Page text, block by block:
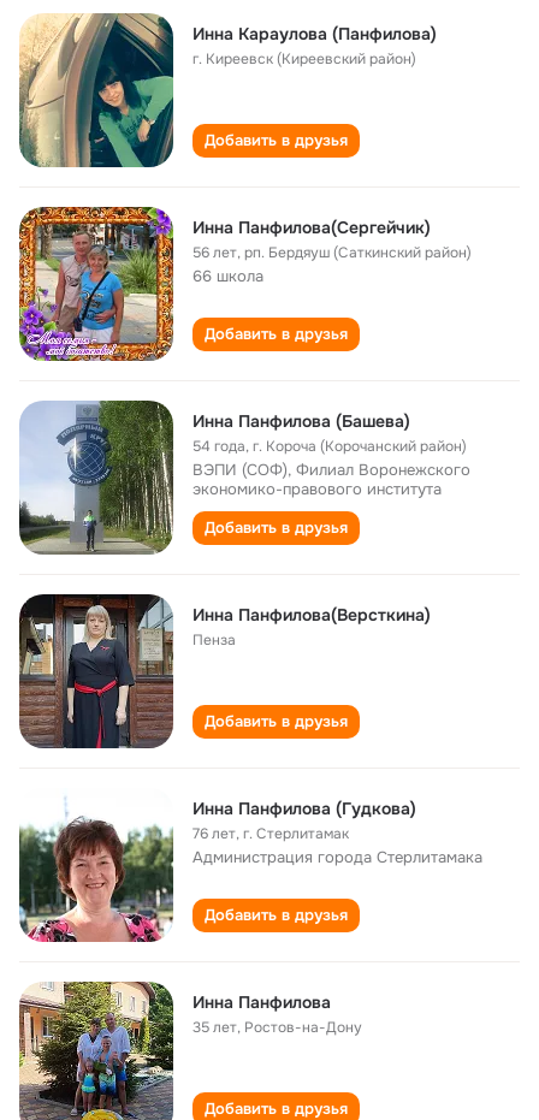
Инна Караулова (Панфилова)
г. Киреевск (Киреевский район)
Добавить в друзья
Инна Панфилова(Сергейчик)
56 лет,рп. Бердяуш (Саткинский район)
66 школа
Добавить в друзья
Инна Панфилова (Башева)
54 года,г. Короча (Корочанский район)
ВЭПИ (СОФ), Филиал Воронежского
экономико-правового института
Добавить в друзья
Инна Панфилова(Версткина)
Пенза
Добавить в друзья
Инна Панфилова (Гудкова)
76 лет,г. Стерлитамак
Администрация города Стерлитамака
Добавить в друзья
Инна Панфилова
35 лет, Ростов-на-Дону
Добавить в друзья